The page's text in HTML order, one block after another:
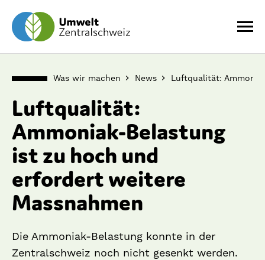
Was wir machen News Luftqualität:
Luftqualität:
Ammoniak-Belastung
ist zu hoch und
erfordert weitere
Massnahmen
Die Ammoniak-Belastung konnte in der
Zentralschweiz noch nicht gesenkt werden.